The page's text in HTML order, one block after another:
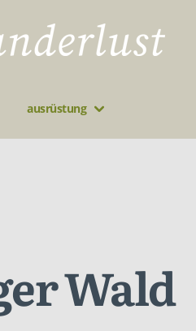
ausrüstung
Wald